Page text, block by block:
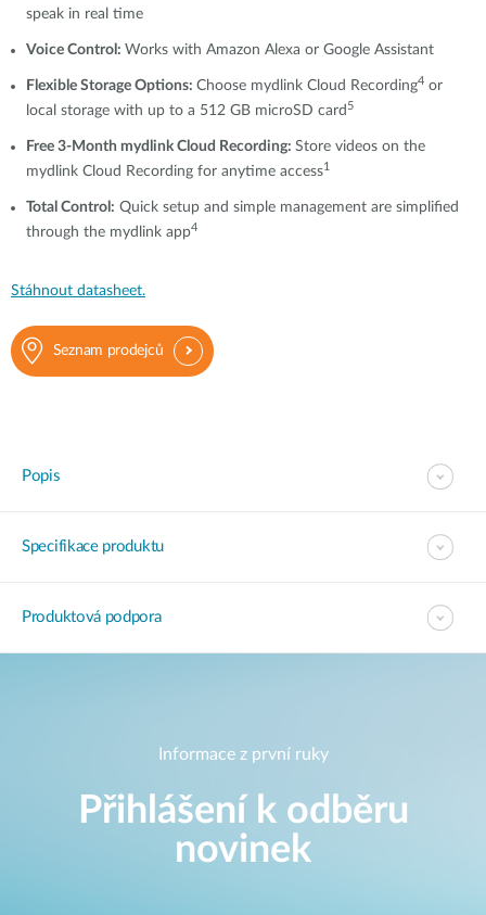
speak in real time
Voice Control: Works with Amazon Alexa or Google Assistant
Flexible Storage Options: Choose mydlink Cloud Recording4 or
local storage with up to a 512 GB microSD card 5
Free 3-Month mydlink Cloud Recording: Store videos on the
mydlink Cloud Recording for anytime access1
Total Control : Quick setup and simple management are simplified
through the mydlink app4
Stáhnout datasheet.
Seznam prodejců
Popis
Specifikace produktu
Produktová podpora
Informace z první ruky
Přihlášení k odběru
novinek